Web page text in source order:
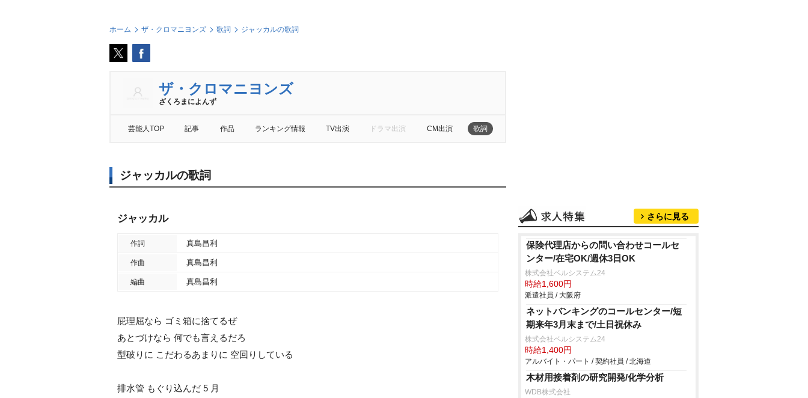
ホーム ザ・クロマニヨンズ 歌詞 ジャッカルの歌詞
ザ・クロマニヨンズ
ざくろまによんず
芸能人TOP 記事 作品 ランキング情報 TV出演 ドラマ出演 CM出演 歌詞
ジャッカルの歌詞
ジャッカル
作詞 真島昌利
作曲 真島昌利
編曲 真島昌利
屁理屈なら ゴミ箱に捨てるぜ
あとづけなら 何でも言えるだろ
型破りに こだわるあまりに 空回りしている
排水管 もぐり込んだ 5 月
さらに見る
保険代理店からの問い合わせコールセ
ンター/在宅OK/週休3日OK
株式会社ベルシステム24
時給1,600円
派遣社員 / 大阪府
ネットバンキングのコールセンター/短
期来年3月末まで/土日祝休み
株式会社ベルシステム24
時給1,400円
アルバイト・パート / 契約社員 / 北海道
木材用接着剤の研究開発/化学分析
WDB株式会社